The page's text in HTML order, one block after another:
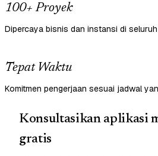
100+ Proyek
Dipercaya bisnis dan instansi di
Tepat Waktu
Komitmen pengerjaan sesuai jadwal
Konsultasikan aplikasi
gratis